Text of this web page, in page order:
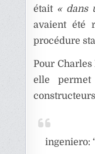
était « dans
avaient été
procédure
Pour
elle
ingeniero: